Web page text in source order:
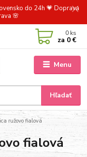
do 24h 💗 Doprava
🌸
Menu
Hľadať
0 ks
za 0 €
ružovo fialová
fialová